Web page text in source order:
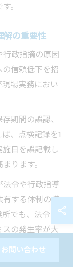
。
解の重要性
政指摘の原因
信頼低下を招
場実務におい
期間の誤認、
、点検記録を1
日を誤記載し
ります。
法令や行政指導
有する体制の構
でも、法令改
の発生率が大
お問い合わせ